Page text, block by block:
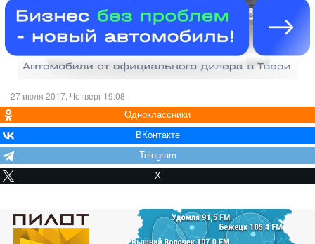
27 июля 2017, Четверг 19:08
Одноклассники
ВКонтакте
Telegram
X